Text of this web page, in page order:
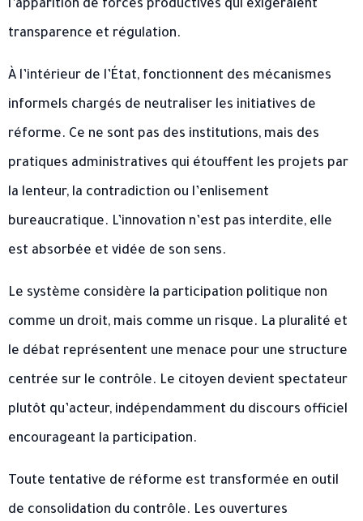
l’apparition de forces productives qui exigeraient
transparence et régulation.
À l’intérieur de l’État, fonctionnent des mécanismes
informels chargés de neutraliser les initiatives de
réforme. Ce ne sont pas des institutions, mais des
pratiques administratives qui étouffent les projets par
la lenteur, la contradiction ou l’enlisement
bureaucratique. L’innovation n’est pas interdite, elle
est absorbée et vidée de son sens.
Le système considère la participation politique non
comme un droit, mais comme un risque. La pluralité et
le débat représentent une menace pour une structure
centrée sur le contrôle. Le citoyen devient spectateur
plutôt qu’acteur, indépendamment du discours officiel
encourageant la participation.
Toute tentative de réforme est transformée en outil
de consolidation du contrôle. Les ouvertures